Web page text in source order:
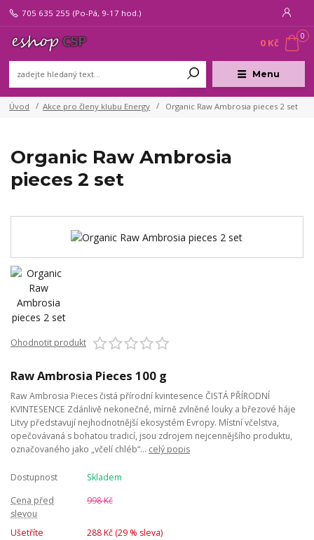
Menu
705 635 255 (Po-Pá, 9-17 hod.)
0
0 Kč
Úvod Akce pro členy klubu Energy Organic Raw Ambrosia pieces 2 set
Organic Raw Ambrosia
pieces 2 set
Ohodnotit produkt
Raw Ambrosia Pieces 100 g
Raw Ambrosia Pieces čistá přírodní kvintesence ČISTÁ PŘÍRODNÍ
KVINTESENCE Zdánlivě nekonečné, mírně zvlněné louky a březové háje
Litvy představují nejhodnotnější ekosystém Evropy. Místní včelstva,
opečovávaná s bohatou tradicí, jsou zdrojem nejcennějšího produktu,
označovaného jako „včelí chléb“... celý popis
Dostupnost
Skladem
Cena před
slevou
998 Kč
Ušetříte 288 Kč (29% sleva)